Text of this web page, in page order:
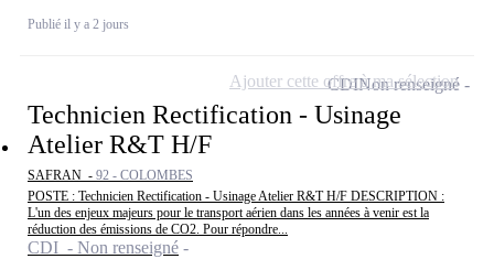
Publié il y a 2 jours
Technicien Rectification - Usinage
Atelier R&T H/F
SAFRAN - 92 - COLOMBES
POSTE : Technicien Rectification - Usinage Atelier R&T H/F DESCRIPTION :
L'un des enjeux majeurs pour le transport aérien dans les années à venir est la
réduction des émissions de CO2. Pour répondre...
CDI - Non renseigné
CDINon renseigné
Ajouter cette offre à ma sélection